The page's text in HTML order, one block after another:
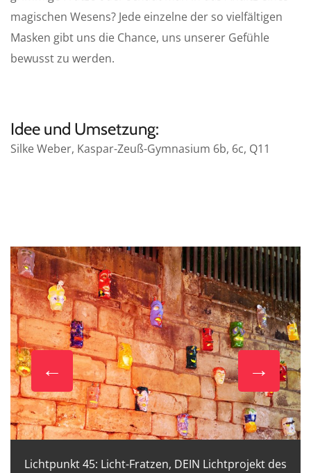
magischen Wesens? Jede einzelne der so vielfältigen
Masken gibt uns die Chance, uns unserer Gefühle
bewusst zu werden.
Idee und Umsetzung:
Silke Weber, Kaspar-Zeuß-Gymnasium 6b, 6c, Q11
Lichtpunkt 45: Licht-Fratzen, DEIN Lichtprojekt des